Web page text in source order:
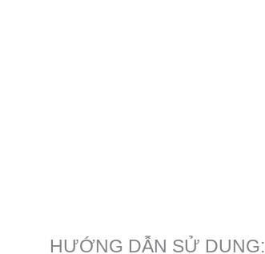
HƯỚNG DẪN SỬ DỤNG: